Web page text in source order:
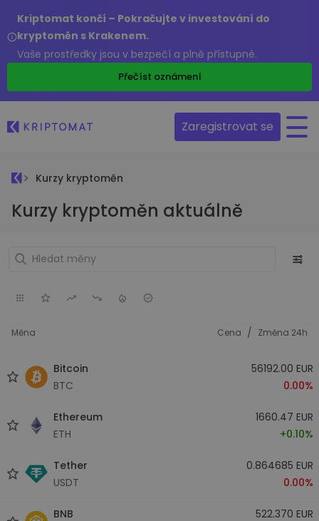
Kriptomat končí – Pokračujte v investování do
kryptoměn s Krakenem.
Vaše prostředky jsou v bezpečí a plně přístupné.
Přečíst oznámení
Zaregistrovat se
Kurzy kryptoměn
Kurzy kryptoměn aktuálně
Měna Cena / Změna 24h
Bitcoin
BTC
56192.00 EUR
0.00%
Ethereum
ETH
1660.47 EUR
+0.10%
Tether
USDT
0.864685 EUR
0.00%
BNB
522.370 EUR